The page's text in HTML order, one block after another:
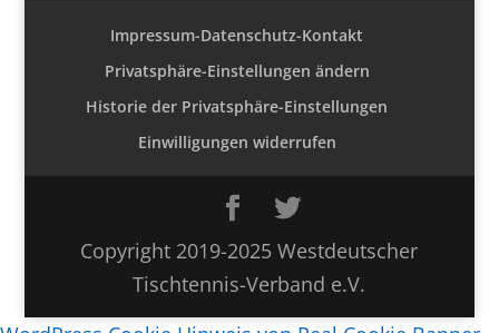
Impressum-Datenschutz-Kontakt
Privatsphäre-Einstellungen ändern
Historie der Privatsphäre-Einstellungen
Einwilligungen widerrufen
Copyright 2019-2025 Westdeutscher
Tischtennis-Verband e.V.